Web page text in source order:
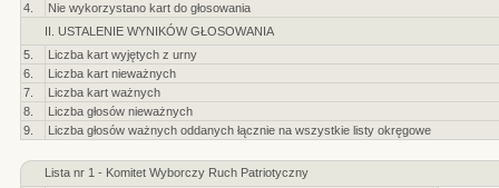
4.
Nie wykorzystano kart do głosowania
II. USTALENIE WYNIKÓW GŁOSOWANIA
5.
Liczba kart wyjętych z urny
6.
Liczba kart nieważnych
7.
Liczba kart ważnych
8.
Liczba głosów nieważnych
9.
Liczba głosów ważnych oddanych łącznie na wszystkie listy okręgowe
Lista nr 1 - Komitet Wyborczy Ruch Patriotyczny